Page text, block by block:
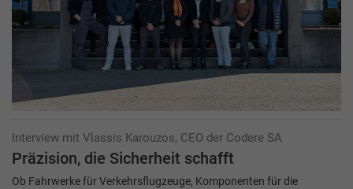
Interview mit Vlassis Karouzos, CEO der Codere SA
Präzision, die Sicherheit schafft
Ob Fahrwerke für Verkehrsflugzeuge, Komponenten für die